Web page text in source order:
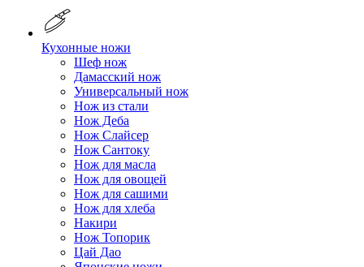
Кухонные ножи
Шеф нож
Дамасский нож
Универсальный нож
Нож из стали
Нож Деба
Нож Слайсер
Нож Сантоку
Нож для масла
Нож для овощей
Нож для сашими
Нож для хлеба
Накири
Нож Топорик
Цай Дао